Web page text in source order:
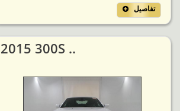
تفاصيل
2015 300S ..